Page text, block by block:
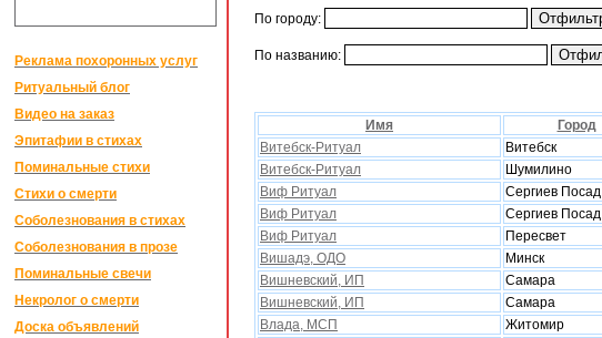
Реклама похоронных услуг
Ритуальный блог
Видео на заказ
Эпитафии в стихах
Поминальные стихи
Стихи о смерти
Соболезнования в стихах
Соболезнования в прозе
Поминальные свечи
Некролог о смерти
Доска объявлений
По городу:
По названию:
Имя Город
Витебск-Ритуал
Витебск
Витебск-Ритуал
Шумилино
Виф Ритуал
Сергиев Посад
Виф Ритуал
Сергиев Посад
Виф Ритуал
Пересвет
Вишадэ, ОДО
Минск
Вишневский, ИП
Самара
Вишневский, ИП
Самара
Влада, МСП
Житомир